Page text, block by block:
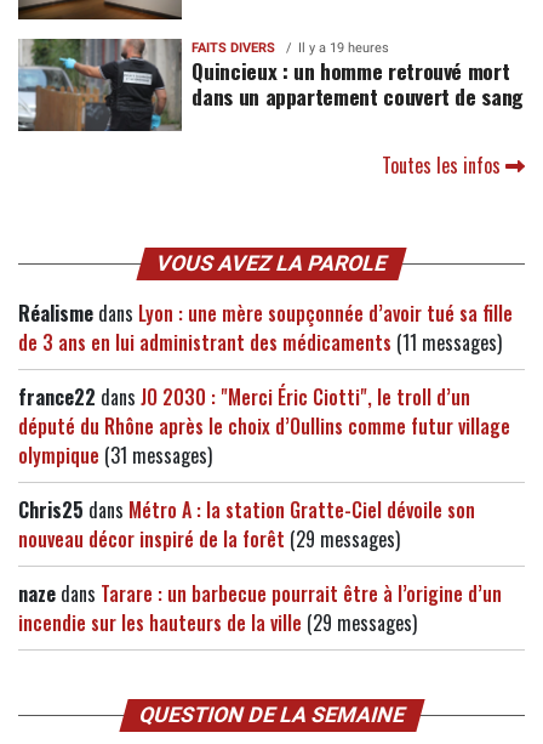
FAITS DIVERS Il y a 19 heures
Quincieux : un homme retrouvé mort
dans un appartement couvert de sang
Toutes les infos
VOUS AVEZ LA PAROLE
Réalisme dans Lyon : une mère soupçonnée d’avoir tué sa fille
de 3 ans en lui administrant des médicaments (11 messages)
france22 dans JO 2030 : "Merci Éric Ciotti", le troll d’un
député du Rhône après le choix d’Oullins comme futur village
olympique (31 messages)
Chris25 dans Métro A : la station Gratte-Ciel dévoile son
nouveau décor inspiré de la forêt (29 messages)
naze dans Tarare : un barbecue pourrait être à l’origine d’un
incendie sur les hauteurs de la ville (29 messages)
QUESTION DE LA SEMAINE